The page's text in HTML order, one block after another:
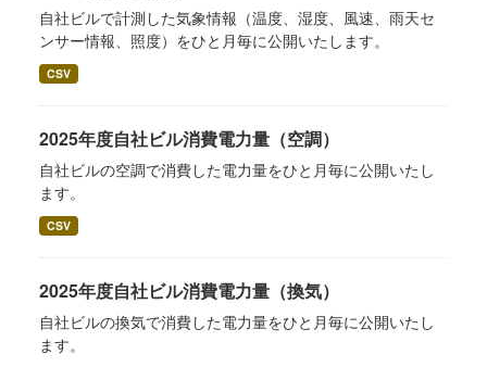
自社ビルで計測した気象情報（温度、湿度、風速、雨天セ
ンサー情報、照度）をひと月毎に公開いたします。
CSV
2025年度自社ビル消費電力量（空調）
自社ビルの空調で消費した電力量をひと月毎に公開いたし
ます。
CSV
2025年度自社ビル消費電力量（換気）
自社ビルの換気で消費した電力量をひと月毎に公開いたし
ます。